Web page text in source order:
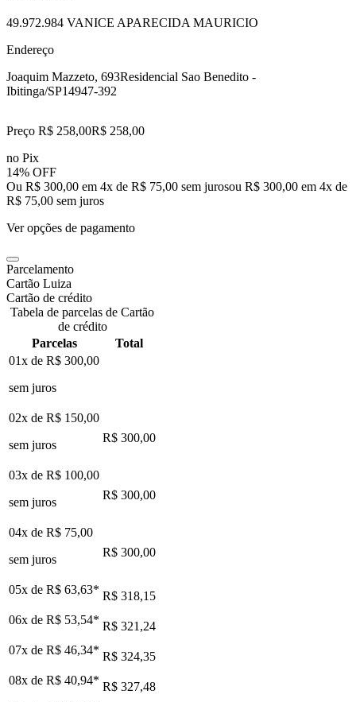
49.972.984 VANICE APARECIDA MAURICIO
Endereço
Joaquim Mazzeto, 693Residencial Sao Benedito -
Ibitinga/SP14947-392
Preço R$ 258,00R$ 258,00
no Pix
14% OFF
Ou R$ 300,00 em 4x de R$ 75,00 sem jurosou R$ 300,00 em 4x de
R$ 75,00 sem juros
Ver opções de pagamento
Parcelamento
Cartão Luiza
Cartão de crédito
Tabela de parcelas de Cartão
de crédito
Parcelas
Total
01x de R$ 300,00
sem juros
02x de R$ 150,00
sem juros
R$ 300,00
03x de R$ 100,00
sem juros
R$ 300,00
04x de R$ 75,00
sem juros
R$ 300,00
05x de R$ 63,63* R$ 318,15
06x de R$ 53,54* R$ 321,24
07x de R$ 46,34* R$ 324,35
08x de R$ 40,94* R$ 327,48